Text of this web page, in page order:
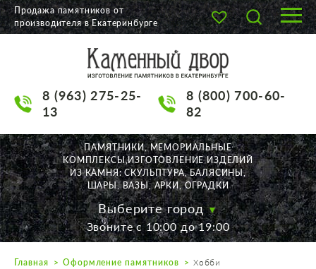
О КОМПАНИИ
НАШИ РАБОТЫ
АКЦИИ
ДОСТАВКА
КОНТАКТЫ
K2532513@yandex.ru
Продажа памятников от
производителя в Екатеринбурге
8 (963) 275-25-
13
8 (800) 700-60-
82
ПАМЯТНИКИ, МЕМОРИАЛЬНЫЕ
КОМПЛЕКСЫ,ИЗГОТОВЛЕНИЕ ИЗДЕЛИЙ
ИЗ КАМНЯ: СКУЛЬПТУРА, БАЛЯСИНЫ,
ШАРЫ, ВАЗЫ, АРКИ, ОГРАДКИ
Выберите город
Звоните с 10:00 до 19:00
Главная Оформление памятников Хобби